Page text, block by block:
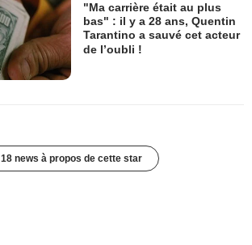
"Ma carrière était au plus
bas" : il y a 28 ans, Quentin
Tarantino a sauvé cet acteur
de l’oubli !
18 news à propos de cette star